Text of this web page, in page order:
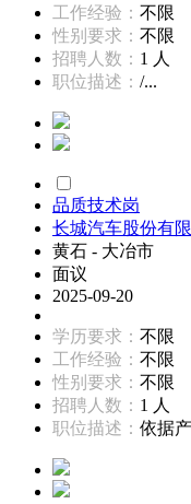
工作经验： 不限
性别要求： 不限
招聘人数： 1 人
职位描述： /...
品质技术岗
长城汽车股份有
黄石 - 大冶市
面议
2025-09-20
学历要求： 不限
工作经验： 不限
性别要求： 不限
招聘人数： 1 人
职位描述： 依据